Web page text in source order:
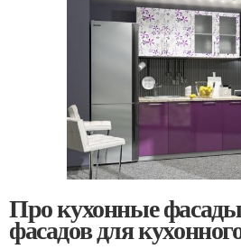
Про кухонные
фасадов для